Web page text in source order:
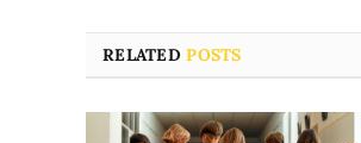
RELATEDPOSTS